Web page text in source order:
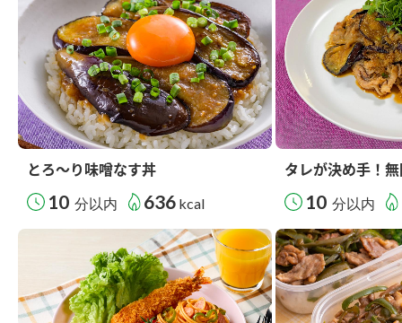
とろ～り味噌なす丼
10 分以内 636 kcal
タレが決め手！
10 分以内